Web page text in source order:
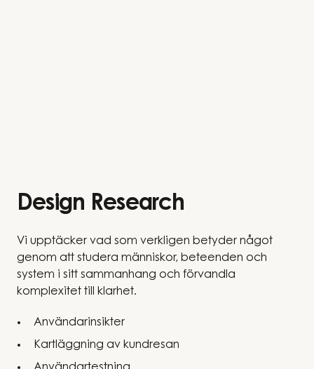
Design Research
Vi upptäcker vad som verkligen betyder något
genom att studera människor, beteenden och
system i sitt sammanhang och förvandla
komplexitet till klarhet.
Användarinsikter
Kartläggning av kundresan